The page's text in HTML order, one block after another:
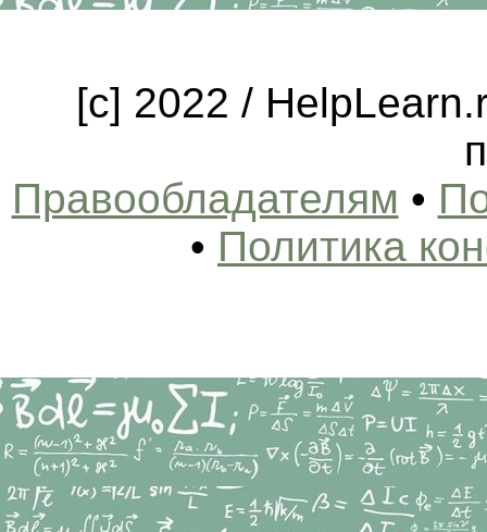
[c] 2022 /
Правообладателям •
• Политика